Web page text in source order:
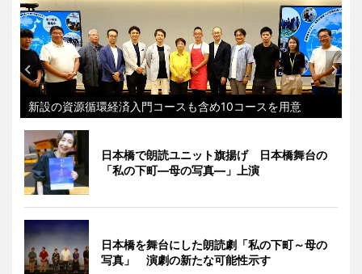
新設の資源循環経済入門コースも含め10コースを用意
日本橋で朗読ユニット旗揚げ 日本橋舞台の
「私の下町―母の写真―」上演
日本橋を舞台にした朗読劇「私の下町～母の
写真」 演劇の新たな可能性示す